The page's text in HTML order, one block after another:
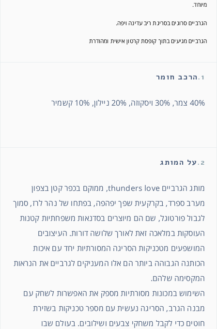
מיוחד.
הגרביים סרוגים בסריגת ריב עדינה ויפה.
הגרביים מגיעים בתוך קופסת קרטון אישית ומהודרת
1. הרכב חומר
40% צמר, 30% ויסקוזה, 20% ניילון, 10% קשמיר
2. על המותג
מותג הגרביים thunders love, ממוקם בכפר קטן בצפון
מערב ספרד, בקרקעית שפך יפהפה, בפתחו של נהר לרז, סמוך
לגבול פורטוגל, שם הם מיוצרים בסדנאות משפחתיות קטנות
העוסקות במלאכה זאת לאורך שלושה דורות. העיצובים
המושפעים מטכניקות הסריגה המסורתיות יחד עם איכות
הכותנה הגבוהה ביותר הם אלו המעניקים לגרביים את הנראות
המקסימה שלהם.
השימוש במכונות מסורתיות מספק את האפשרות לשחק עם
מבנה הגרב, הסריגה נעשית עם מספר טכניקות בשזירת
חוטים כדי לקבל משחקי צבעים ושילובים. בעולם שבו